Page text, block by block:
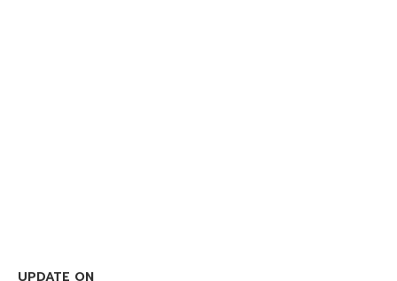
UPDATE ON